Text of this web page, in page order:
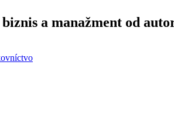
a manažment od